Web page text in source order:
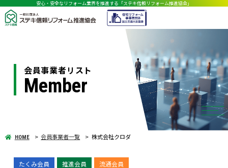
安心・安全なリフォーム業界を推進する「ステキ信頼リフォーム推進協会」
会員事業者リスト
Member
HOME 会員事業者一覧 株式会社クロダ
たくみ会員 推進会員 流通会員